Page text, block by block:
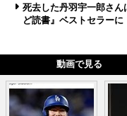
死去した丹羽宇一郎さ
ど読書』ベストセラーに
動画で見る